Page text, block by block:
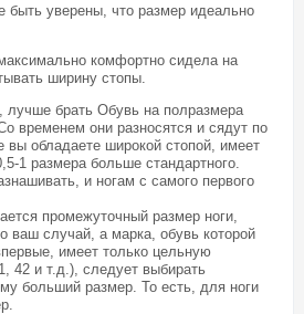
быть уверены, что размер идеально
комфортно сидела на
ширину стопы.
лучше брать Обувь на полразмера
временем они разносятся и сядут по
вы обладаете широкой стопой, имеет
1 размера больше стандартного.
и ногам с самого первого
промежуточный размер ноги,
ваш случай, а марка, обувь которой
имеет только цельную
42 и т.д.), следует выбирать
больший размер. То есть, для ноги